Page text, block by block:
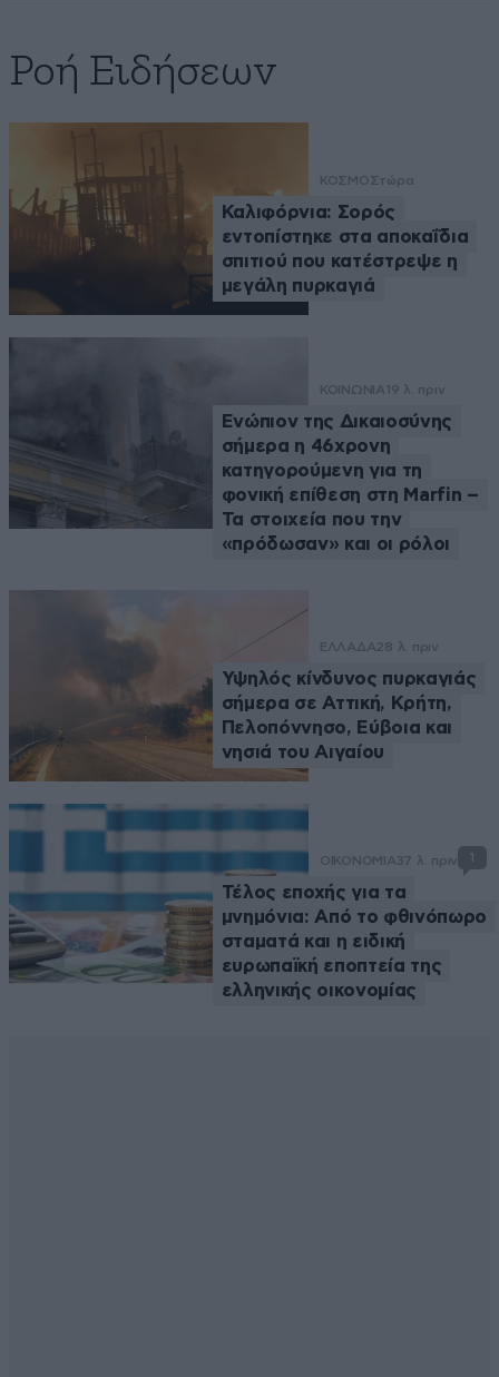
Ροή Ειδήσεων
ΚΟΣΜΟΣτώρα
Καλιφόρνια: Σορός
εντοπίστηκε στα αποκαΐδια
σπιτιού που κατέστρεψε η
μεγάλη πυρκαγιά
ΚΟΙΝΩΝΙΑ 19 λ. πριν
Ενώπιον της Δικαιοσύνης
σήμερα η 46χρονη
κατηγορούμενη για τη
φονική επίθεση στη Marfin –
Τα στοιχεία που την
«πρόδωσαν» και οι ρόλοι
ΕΛΛΑΔΑ28 λ. πριν
Υψηλός κίνδυνος πυρκαγιάς
σήμερα σε Αττική, Κρήτη,
Πελοπόννησο, Εύβοια και
νησιά του Αιγαίου
ΟΙΚΟΝΟΜΙΑ37 λ. πριν 1
Τέλος εποχής για τα
μνημόνια: Από το φθινόπωρο
σταματά και η ειδική
ευρωπαϊκή εποπτεία της
ελληνικής οικονομίας